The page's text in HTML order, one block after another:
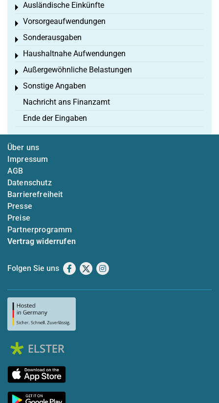
Ausländische Einkünfte
Toggle menu
Vorsorgeaufwendungen
Toggle menu
Sonderausgaben
Toggle menu
Haushaltnahe Aufwendungen
Toggle menu
Außergewöhnliche Belastungen
Toggle menu
Sonstige Angaben
Toggle menu
Nachricht ans Finanzamt
Ende der Eingaben
Über uns
Impressum
AGB
Datenschutz
Barrierefreiheit
Presse
Preise
Partnerprogramm
Vertrag widerrufen
Folgen Sie uns Facebook
X Instagram